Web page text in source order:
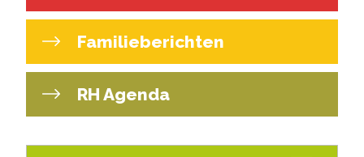
Familieberichten
RH Agenda